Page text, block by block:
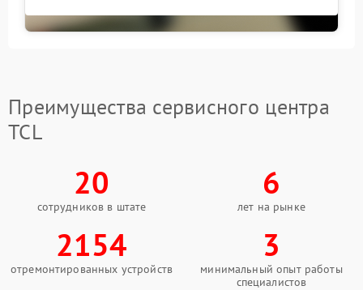
Преимущества сервисного центра
TCL
20
сотрудников в штате
6
лет на рынке
2154
отремонтированных устройств
3
минимальный опыт работы
специалистов